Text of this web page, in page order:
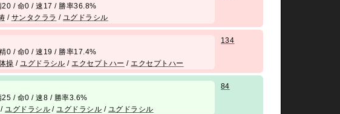
/ 命0 / 速17 / 勝率36.8%
/ サンタクララ / ユグドラシル
0 / 命0 / 速19 / 勝率17.4%
操 / ユグドラシル / エクセプトハー / エクセプトハー
134
/ 命0 / 速8 / 勝率3.6%
/ ユグドラシル / ユグドラシル / ユグドラシル
84